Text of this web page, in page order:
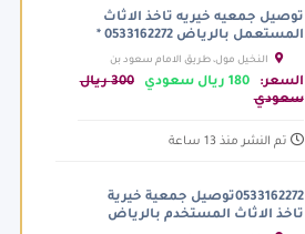
توصيل جمعيه خيريه تاخذ الاثاث
المستعمل بالرياض 0533162272 *
النخيل مول، طريق الامام سعود بن
عبدالعزيز بن محمد الفرعي، الرياض السعودية
السعر: 180 ريال سعودي
300 ريال
سعودي
تم النشر منذ 13 ساعة
0533162272توصيل جمعية خيرية
تاخذ الاثاث المستخدم بالرياض